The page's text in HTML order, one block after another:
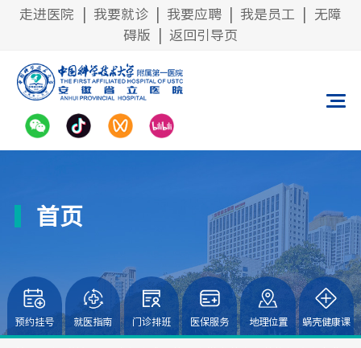
走进医院 我要就诊 我要应聘 我是员工
无障
碍版
返回引导页
首页
预约挂号 就医指南 门诊排班 医保服务 地理位置 蜗壳健康课